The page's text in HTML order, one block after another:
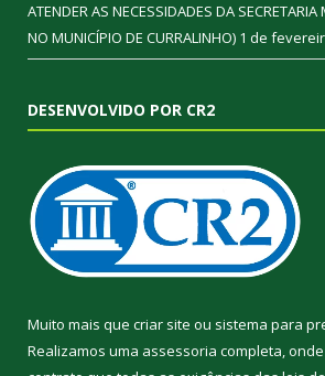
ATENDER AS NECESSIDADES DA
NO MUNICÍPIO DE CURRALINHO) 1 de
DESENVOLVIDO POR CR2
Muito mais que criar site ou sistema para
Realizamos uma assessoria completa,